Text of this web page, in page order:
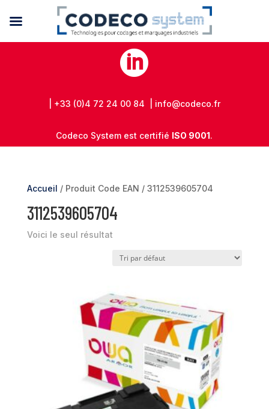

| +33 (0)4 72 24 00 84 | info@codeco.fr
Codeco System est certifié ISO 9001.
Accueil / Produit Code EAN / 3112539605704
3112539605704
Voici le seul résultat